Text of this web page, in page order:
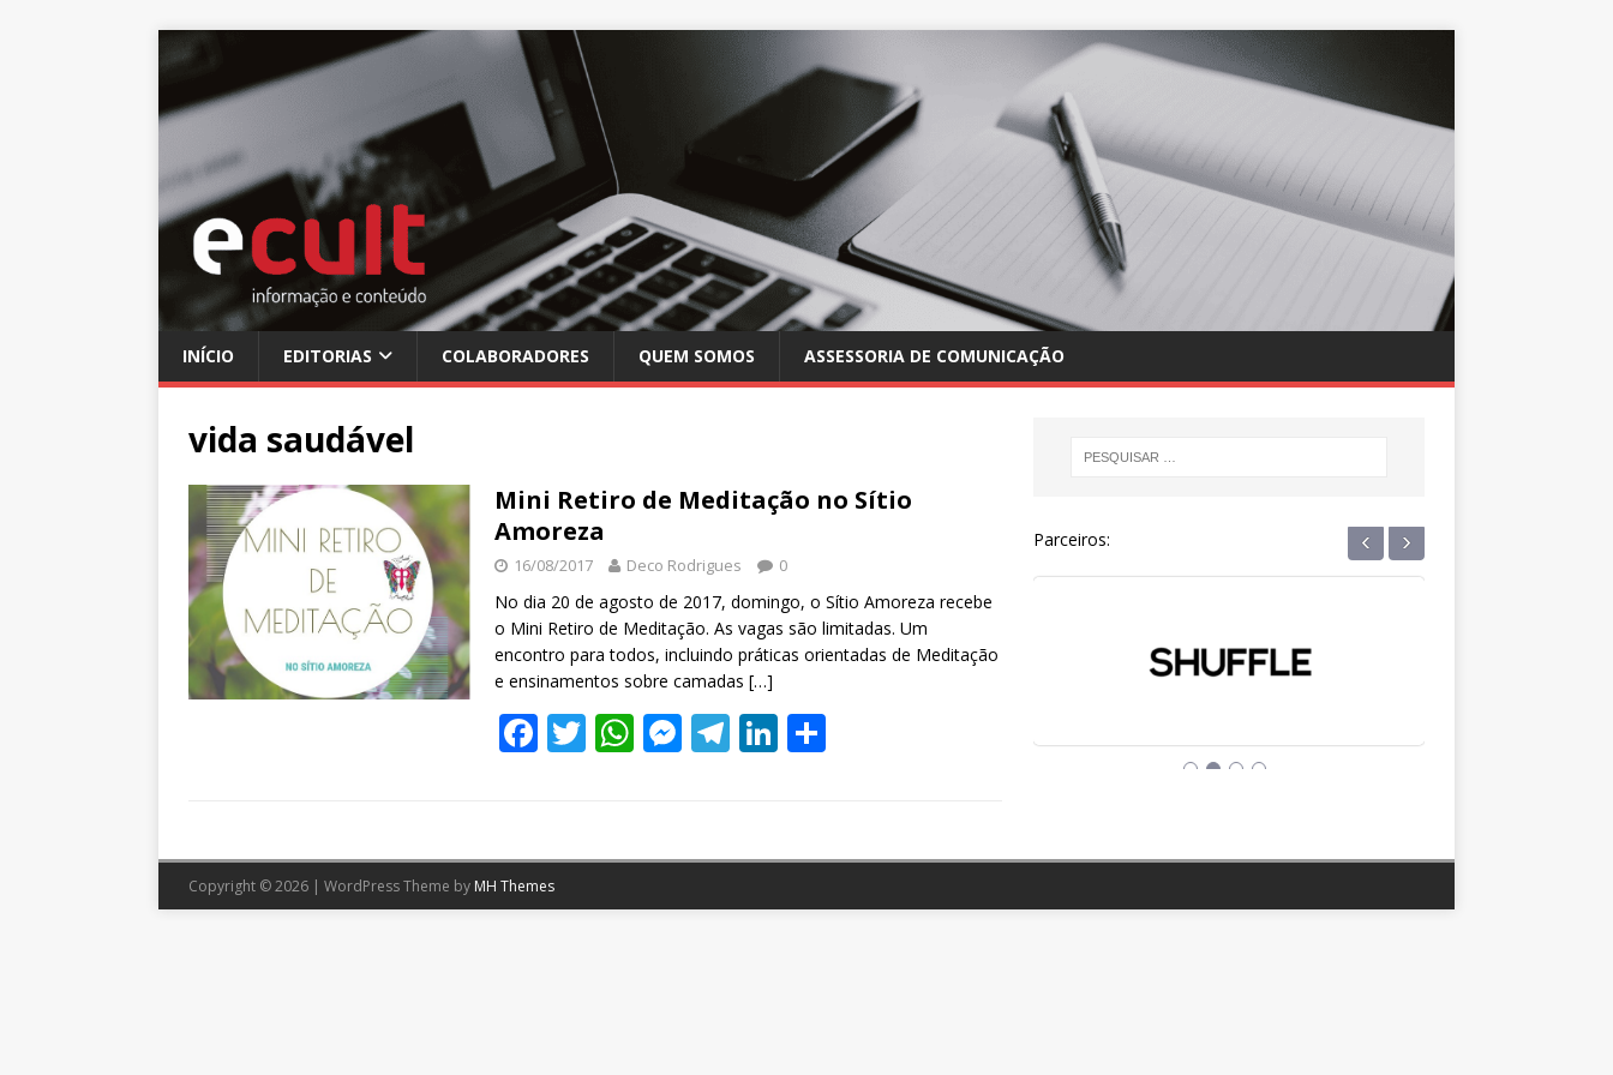
INÍCIO EDITORIAS COLABORADORES QUEM SOMOS ASSESSORIA DE COMUNICAÇÃO
vida saudável
Mini Retiro de Meditação no Sítio
Amoreza
16/08/2017 Deco Rodrigues 0
No dia 20 de agosto de 2017, domingo, o Sítio Amoreza recebe
o Mini Retiro de Meditação. As vagas são limitadas. Um
encontro para todos, incluindo práticas orientadas de Meditação
e ensinamentos sobre camadas […]
F
ac
b
o
o
T
w
er
W
h
s
p
M
e
e
g
T
el
gr
m
Li
n
e
n
e
Parceiros: ‹ ›
Copyright © 2026 | WordPress Theme by MH Themes